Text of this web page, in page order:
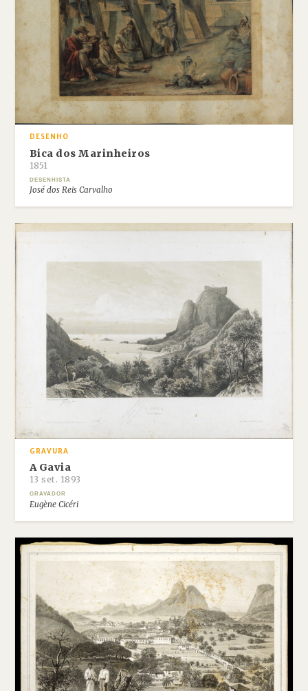
DESENHO
Bica dos Marinheiros
1851
DESENHISTA
José dos Reis Carvalho
GRAVURA
A Gavia
13 set. 1893
GRAVADOR
Eugène Cicéri